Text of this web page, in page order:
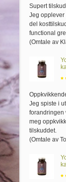
Supert
Jeg opplever
del
functional
(Omtale av
Jeg spiste i
forandringen
meg
tilskuddet.
(Omtale av